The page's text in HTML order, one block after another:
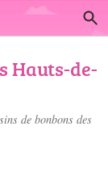
Hauts-de-
de bonbons des